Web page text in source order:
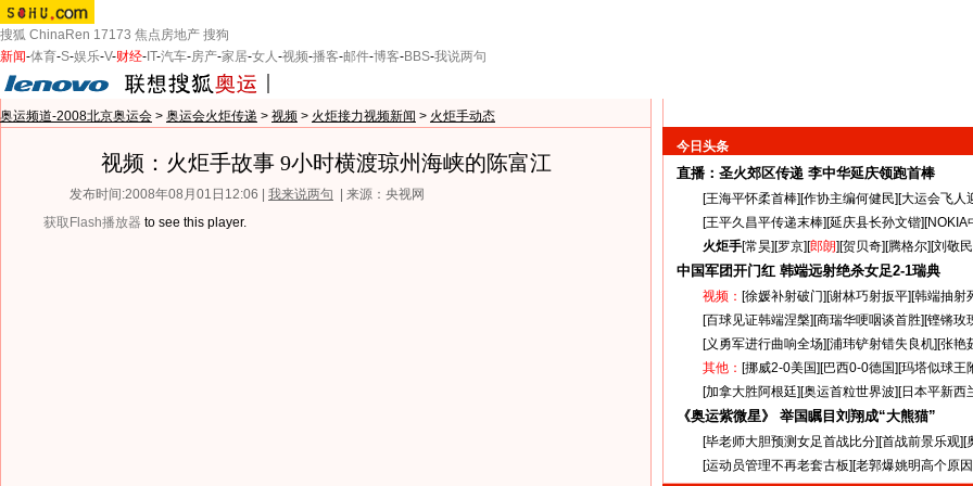
搜狐 ChinaRen 17173 焦点房地产 搜狗
新闻-体育-S-娱乐-V-财经- IT-汽车-房产-家居-女人-视频-播客-邮件-博客-BBS-我说两句
奥运频道-2008北京奥运会 > 奥运会火炬传递 > 视频 > 火炬接力视频新闻 > 火炬手动态
视频：火炬手故事 9小时横渡琼州海峡的陈富江
发布时间:2008年08月01日12:06 | 我来说两句
| 来源：央视网
获取Flash播放器 to see this player.
今日头条
直播：圣火郊区传递 李中华延庆领跑首棒
[王海平怀柔首棒][作协主编何健民][大运会飞人
[王平久昌平传递末棒][延庆县长孙文锴][NOKIA
火炬手[常昊][罗京][郎朗][贺贝奇][腾格尔][刘敬民
中国军团开门红 韩端远射绝杀女足2-1瑞典
视频： [徐媛补射破门][谢林巧射扳平][韩端抽射
[百球见证韩端涅槃][商瑞华哽咽谈首胜][铿锵玫
[义勇军进行曲响全场][浦玮铲射错失良机][张艳
其他： [挪威2-0美国][巴西0-0德国][玛塔似球王
[加拿大胜阿根廷][奥运首粒世界波][日本平新西
《奥运紫微星》 举国瞩目刘翔成“大熊猫”
[毕老师大胆预测女足首战比分][首战前景乐观][
[运动员管理不再老套古板][老郭爆姚明高个原因